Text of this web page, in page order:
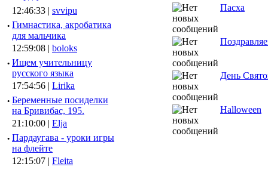
12:46:33 | svvipu
· Гимнастика, акробатика
для мальчика
12:59:08 | boloks
· Ищем учительницу
русского языка
17:54:56 | Lirika
· Беременные посиделки
на Бривибас, 195.
21:10:00 | Elja
· Пардаугава - уроки игры
на флейте
12:15:07 | Fleita
Пасха
День
Halloween